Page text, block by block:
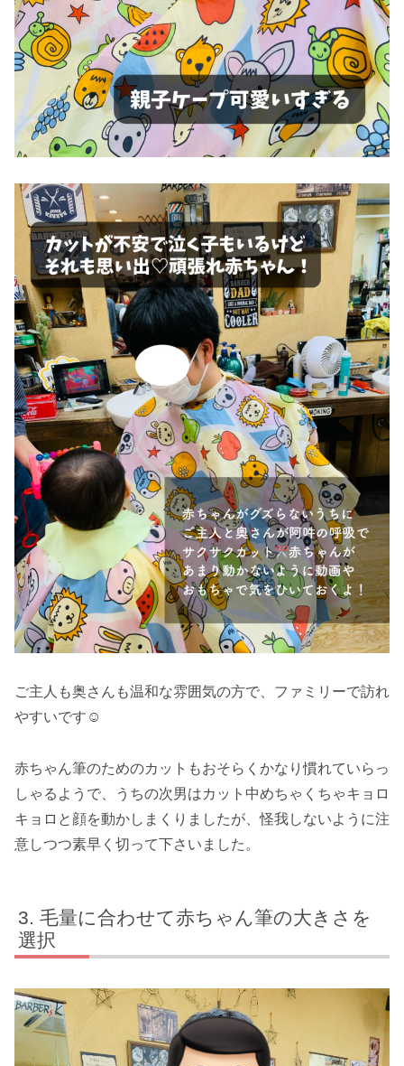
ご主人も奥さんも温和な雰囲気の方で、ファミリーで訪れ
やすいです☺️
赤ちゃん筆のためのカットもおそらくかなり慣れていらっ
しゃるようで、うちの次男はカット中めちゃくちゃキョロ
キョロと顔を動かしまくりましたが、怪我しないように注
意しつつ素早く切って下さいました。
毛量に合わせて赤ちゃん筆の大きさを
選択